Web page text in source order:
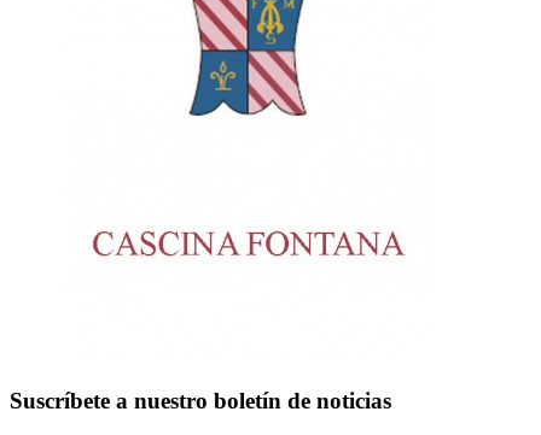
Suscríbete a nuestro boletín de noticias